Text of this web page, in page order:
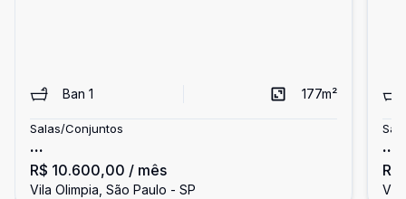
Ban 1 177m²
Salas/Conjuntos
...
R$ 10.600,00 / mês
Vila Olimpia, São Paulo - SP
...